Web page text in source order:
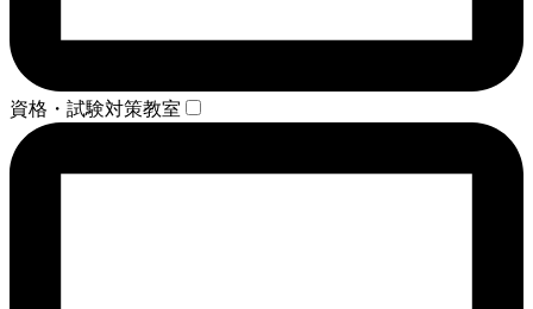
資格・試験対策教室